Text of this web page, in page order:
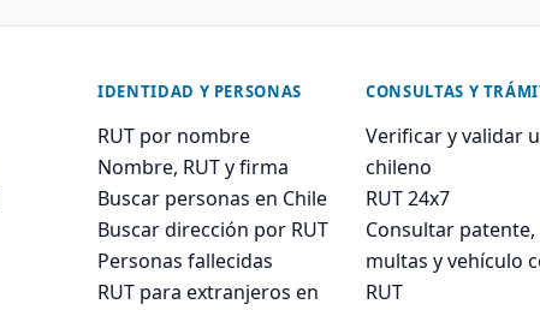
IDENTIDAD Y PERSONAS
RUT por nombre
Nombre, RUT y firma
Buscar personas en Chile
Buscar dirección por RUT
Personas fallecidas
RUT para extranjeros en
CONSULTAS Y
Verificar y validar
chileno
RUT 24x7
Consultar patente,
multas y vehículo
RUT